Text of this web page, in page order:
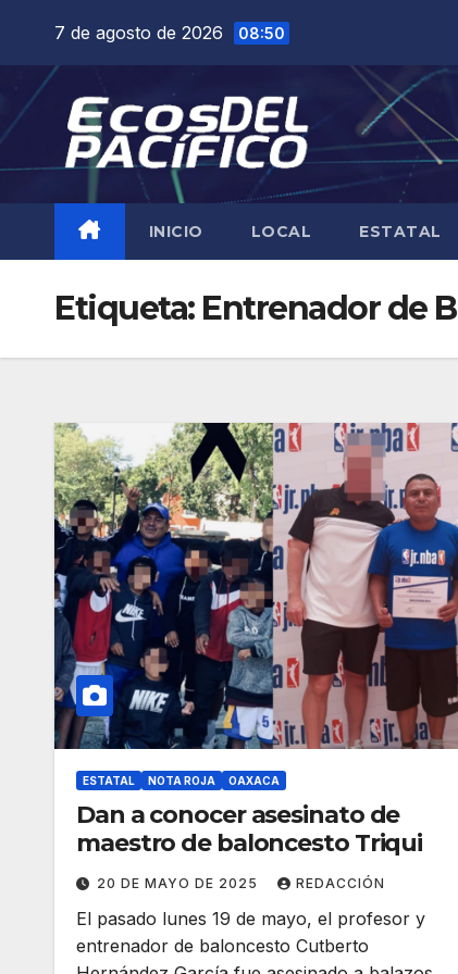
contenido
7 de agosto de 2026 08:50
INICIO LOCAL ESTATAL
Etiqueta: Entrenador de
ESTATAL NOTA ROJA OAXACA
Dan a conocer asesinato de
maestro de baloncesto Triqui
20 DE MAYO DE 2025 REDACCIÓN
El pasado lunes 19 de mayo, el profesor y
entrenador de baloncesto Cutberto